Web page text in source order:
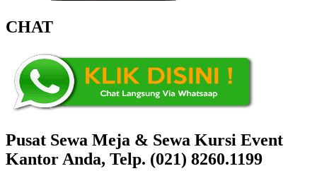
CHAT
Pusat Sewa Meja & Sewa Kursi Event
Kantor Anda, Telp. (021) 8260.1199